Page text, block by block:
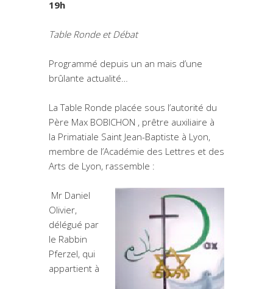
19h
Table Ronde et Débat
Programmé depuis un an mais d’une
brûlante actualité…
La Table Ronde placée sous l’autorité du
Père Max BOBICHON , prêtre auxiliaire à
la Primatiale Saint Jean-Baptiste à Lyon,
membre de l’Académie des Lettres et des
Arts de Lyon, rassemble :
Mr Daniel
Olivier,
délégué par
le Rabbin
Pferzel, qui
appartient à